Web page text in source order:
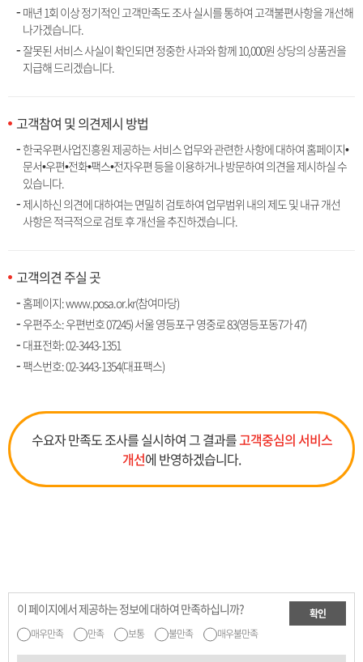
매년 1회 이상 정기적인 고객만족도 조사 실시를 통하여 고객불편사항을 개선해
나가겠습니다.
잘못된 서비스 사실이 확인되면 정중한 사과와 함께 10,000원 상당의 상품권을
지급해 드리겠습니다.
고객참여 및 의견제시 방법
한국우편사업진흥원 제공하는 서비스 업무와 관련한 사항에 대하여 홈페이지•
문서•우편•전화•팩스•전자우편 등을 이용하거나 방문하여 의견을 제시하실 수
있습니다.
제시하신 의견에 대하여는 면밀히 검토하여 업무범위 내의 제도 및 내규 개선
사항은 적극적으로 검토 후 개선을 추진하겠습니다.
고객의견 주실 곳
홈페이지: www.posa.or.kr(참여마당)
우편주소: 우편번호 07245) 서울 영등포구 영중로 83(영등포동7가 47)
대표전화:02-3443-1351
팩스번호: 02-3443-1354(대표팩스)
수요자 만족도 조사를 실시하여 그 결과를고객중심의 서비스
개선에 반영하겠습니다.
이 페이지에서 제공하는 정보에 대하여 만족하십니까?
매우만족 만족 보통 불만족 매우불만족
확인